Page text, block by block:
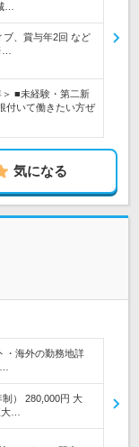
…
ブ、賞与年2回 など
■未経験・第二新
付いて働きたい方ぜ
気になる
・海外の勤務地詳
） 280,000円 大
…